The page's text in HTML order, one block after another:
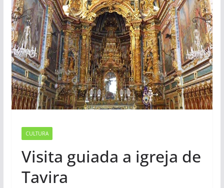
CULTURA
Visita guiada a igreja de
Tavira